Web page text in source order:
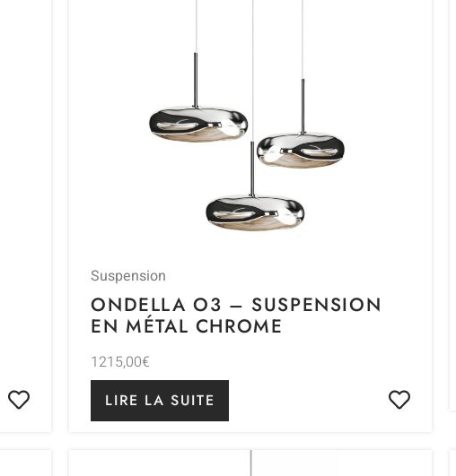
Suspension
ONDELLA O3 – SUSPENSION
EN MÉTAL CHROME
1215,00€
LIRE LA SUITE